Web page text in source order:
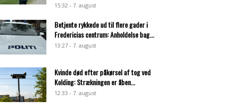
15:32 - 7. august
Betjente rykkede ud til flere gader i
Fredericias centrum: Anholdelse bag...
13:27 - 7. august
Kvinde død efter påkørsel af tog ved
Kolding: Strækningen er åben...
12:33 - 7. august